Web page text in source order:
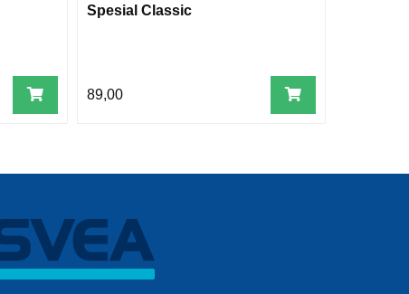
Spesial Classic
89,00